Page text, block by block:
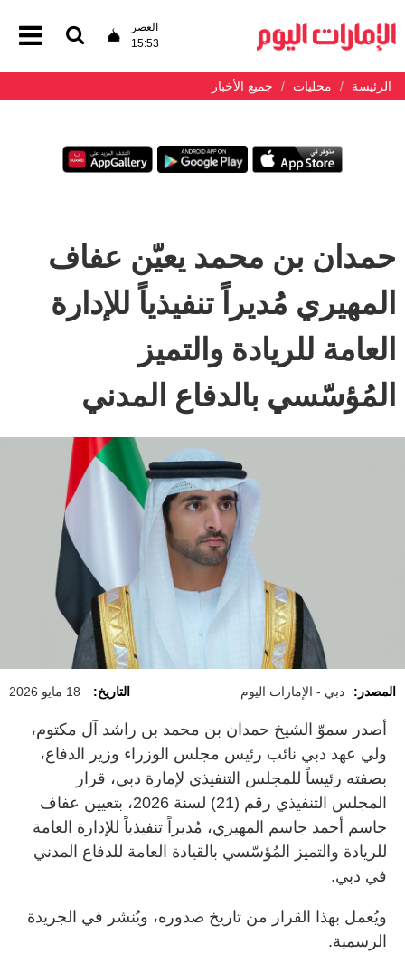
العصر
15:53
الرئيسة محليات جميع الأخبار
حمدان بن محمد يعيّن عفاف
المهيري مُديراً تنفيذياً للإدارة
العامة للريادة والتميز
المُؤسّسي بالدفاع المدني
المصدر: دبي - الإمارات اليوم التاريخ: 18 مايو 2026
أصدر سموّ الشيخ حمدان بن محمد بن راشد آل مكتوم،
ولي عهد دبي نائب رئيس مجلس الوزراء وزير الدفاع،
بصفته رئيساً للمجلس التنفيذي لإمارة دبي، قرار
المجلس التنفيذي رقم (21) لسنة 2026، بتعيين عفاف
جاسم أحمد جاسم المهيري، مُديراً تنفيذياً للإدارة العامة
للريادة والتميز المُؤسّسي بالقيادة العامة للدفاع المدني
في دبي.
ويُعمل بهذا القرار من تاريخ صدوره، ويُنشر في الجريدة
الرسمية.